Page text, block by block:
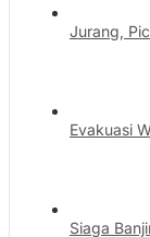
Jurang,
Evakuasi
Siaga